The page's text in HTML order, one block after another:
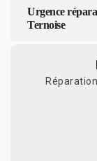
Urgence
Ternoise